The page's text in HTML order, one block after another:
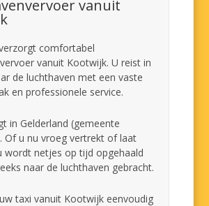
vanuit
comfortabel
vanuit Kootwijk. U reist in
de luchthaven met een vaste
en professionele service.
in Gelderland (gemeente
Of u nu vroeg vertrekt of laat
wordt netjes op tijd opgehaald
naar de luchthaven gebracht.
taxi vanuit Kootwijk eenvoudig